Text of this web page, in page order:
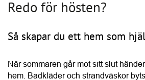
– och plötsligt märks det tydligt om
Det är sällan de stora sakerna som
svämmar över av skor eller att
varje morgon. Ett välorganiserat hem